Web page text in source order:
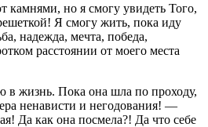
камнями, но я смогу увидеть Того,
Я смогу жить, пока иду
надежда, мечта, победа,
расстоянии от моего места
в жизнь. Пока она шла по проходу,
ненависти и негодования! —
Да как она посмела?! Да что себе